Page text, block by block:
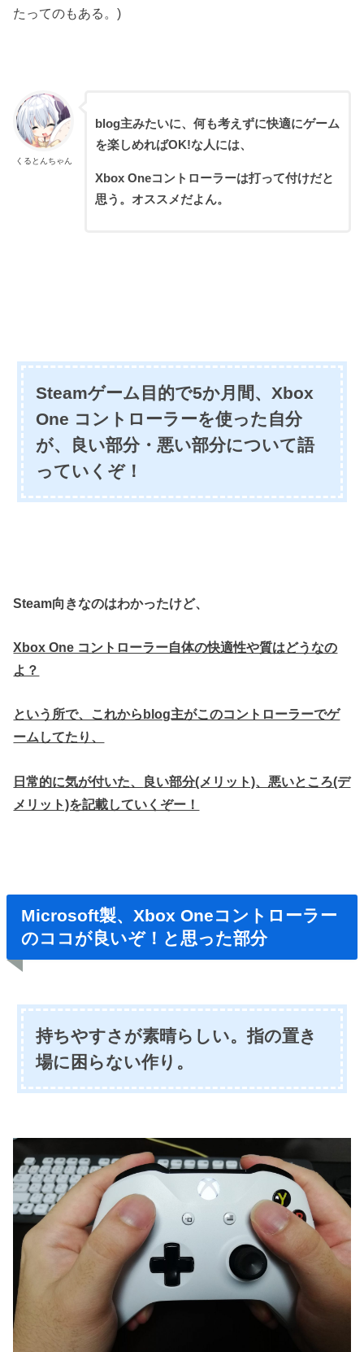
たってのもある。)
くるとんちゃん
blog主みたいに、何も考えずに快適にゲーム
を楽しめればOK!な人には、
Xbox Oneコントローラーは打って付けだと
思う。オススメだよん。
Steamゲーム目的で5か月間、Xbox
One コントローラーを使った自分
が、良い部分・悪い部分について語
っていくぞ！
Steam向きなのはわかったけど、
Xbox One コントローラー自体の快適性や質はどうなの
よ？
という所で、これからblog主がこのコントローラーでゲ
ームしてたり、
日常的に気が付いた、 良い部分(メリット)、悪いところ(デ
メリット)を記載していくぞー！
Microsoft製、Xbox Oneコントローラー
のココが良いぞ！と思った部分
持ちやすさが素晴らしい。指の置き
場に困らない作り。